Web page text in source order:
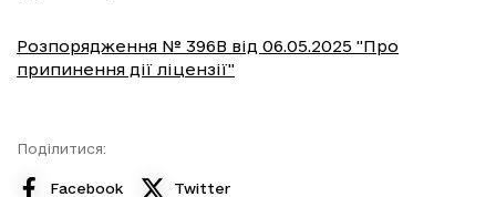
Розпорядження № 396В від 06.05.2025 "Про
припинення дії ліцензії"
Поділитися:
Facebook Twitter